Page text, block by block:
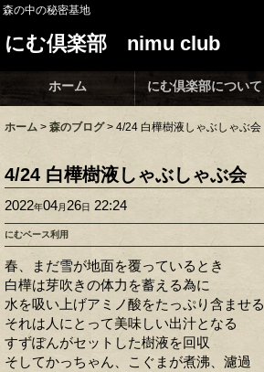
森の中の秘密基地
にむ倶楽部 nimu club
ホーム にむ倶楽部について
ホーム > 森のブログ > 4/24 白樺樹液しゃぶしゃぶ会
4/24 白樺樹液しゃぶしゃぶ会
2022年04月 26日 22:24
にむベース利用
春、まだ雪が地面を覆っているとき
白樺は芽吹きの体力を蓄える為に
水を吸い上げアミノ酸をたっぷり含ませる
それは人にとって美味しい出汁となる
すずぽんがセットした樹液を回収
そしてかっちゃん、こぐまが煮沸、濾過